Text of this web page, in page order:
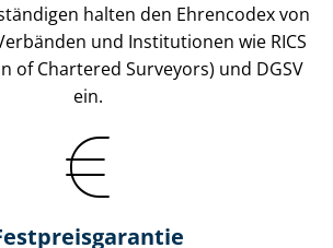
halten den Ehrencodex von
und Institutionen wie RICS
of Chartered Surveyors) und DGSV
ein.